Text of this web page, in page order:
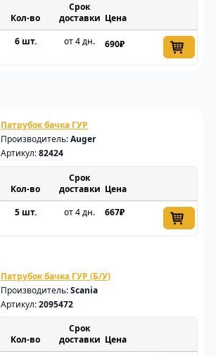
Срок
доставки Цена
6 шт. от 4 дн. 690₽
Патрубок бачка ГУР
Производитель:Auger
Артикул:82424
Срок
доставки Цена
5 шт. от 4 дн. 667₽
Патрубок бачка ГУР (Б/У)
Производитель:Scania
Артикул:2095472
Срок
доставки Цена